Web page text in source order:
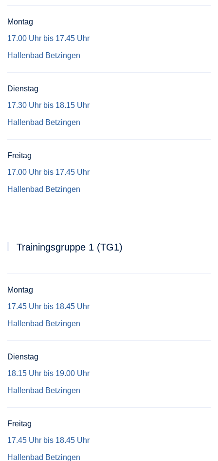
Montag
17.00 Uhr bis 17.45 Uhr
Hallenbad Betzingen
Dienstag
17.30 Uhr bis 18.15 Uhr
Hallenbad Betzingen
Freitag
17.00 Uhr bis 17.45 Uhr
Hallenbad Betzingen
Trainingsgruppe 1 (TG1)
Montag
17.45 Uhr bis 18.45 Uhr
Hallenbad Betzingen
Dienstag
18.15 Uhr bis 19.00 Uhr
Hallenbad Betzingen
Freitag
17.45 Uhr bis 18.45 Uhr
Hallenbad Betzingen